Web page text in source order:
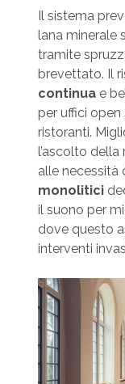
Il sistema
lana minerale
tramite
brevettato. Il
continuae
per uffici
ristoranti.
l’ascolto della
alle necessità
monolitici
il suono per
dove questo
interventi